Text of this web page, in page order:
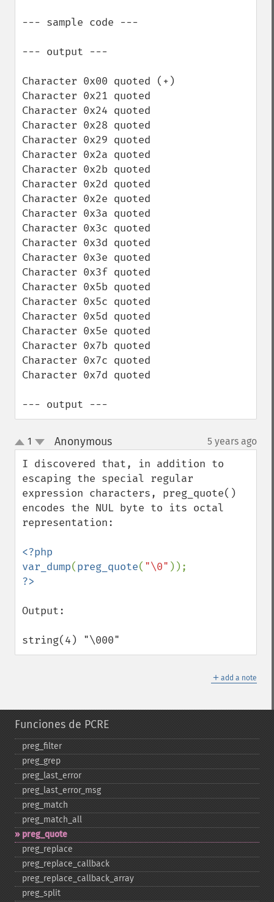
--- sample code ---
--- output ---
Character 0x00 quoted (+)
Character 0x21 quoted
Character 0x24 quoted
Character 0x28 quoted
Character 0x29 quoted
Character 0x2a quoted
Character 0x2b quoted
Character 0x2d quoted
Character 0x2e quoted
Character 0x3a quoted
Character 0x3c quoted
Character 0x3d quoted
Character 0x3e quoted
Character 0x3f quoted
Character 0x5b quoted
Character 0x5c quoted
Character 0x5d quoted
Character 0x5e quoted
Character 0x7b quoted
Character 0x7c quoted
Character 0x7d quoted
--- output ---
up
down
1 Anonymous¶ 5 years ago
I discovered that, in addition to
escaping the special regular
expression characters, preg_quote()
encodes the NUL byte to its octal
representation:
<?php
var_dump(preg_quote( "\0"
Output:
string(4) "\000"
＋ add a note
Funciones de PCRE
preg_​filter
preg_​grep
preg_​last_​error
preg_​last_​error_​msg
preg_​match
preg_​match_​all
preg_​quote
preg_​replace
preg_​replace_​callback
preg_​replace_​callback_​array
preg_​split